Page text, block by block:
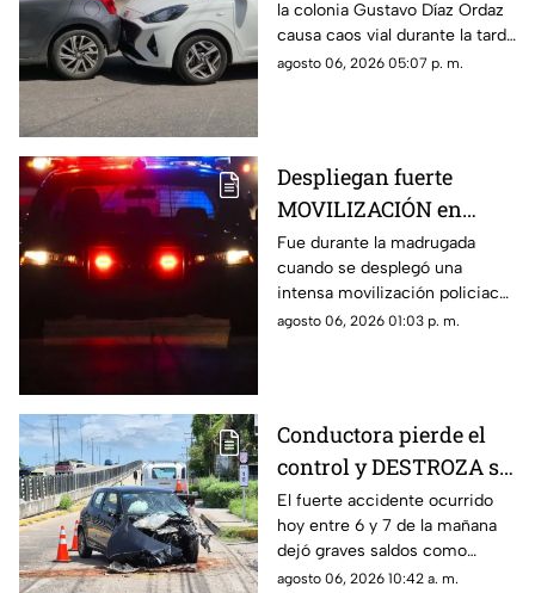
CAOS VIAL este jueves
la colonia Gustavo Díaz Ordaz
causa caos vial durante la tarde
de este jueves 6 de agosto,
agosto 06, 2026 05:07 p. m.
Despliegan fuerte
MOVILIZACIÓN en
Progreso tras
PELIGROSO
HALLAZGO; esto
encontraron
Fue durante la madrugada
cuando se desplegó una
intensa movilización policiaca
en Progreso, luego de
agosto 06, 2026 01:03 p. m.
Conductora pierde el
control y DESTROZA su
auto; así fue el FUERTE
ACCIDENTE HOY en
Temozón Norte, Mérida
El fuerte accidente ocurrido
hoy entre 6 y 7 de la mañana
dejó graves saldos como
consecuencia en la zona de
agosto 06, 2026 10:42 a. m.